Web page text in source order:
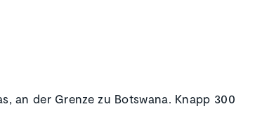
an der Grenze zu Botswana. Knapp 300